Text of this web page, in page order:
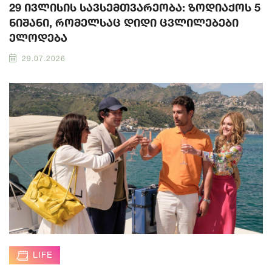
29 ივლისის სავსემთვარეობა: ზოდიაქოს 5
ნიშანი, რომელსაც დიდი ცვლილებები
ელოდება
29.07.2026
LIFE